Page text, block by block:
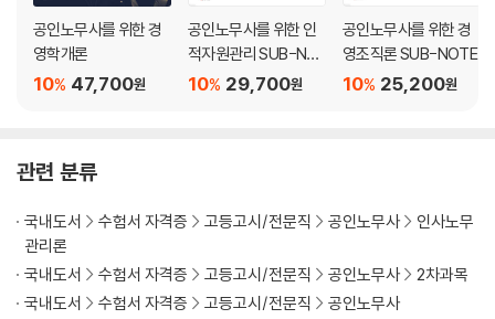
둘째, 기본 내용이 수정·보완되고 새롭게 추가된 내용이 있습니다. 기본적
으로 상당 부분의 내용이 수정·보완되었으며, ‘무노조 기업’, ‘OKR’ 관련 내
용이 새롭게 추가되었습니다. 또한 2025년 기출 경향도 반영하였습니다.
공인노무사 이해선 올림
제3절 전략적 인적자원관리 44
Ⅰ. 전략경영과 인적자원의 중요성 44
Ⅱ. 전략적 인적자원관리의 개념과 특징 45
제4절 전략유형별 인적자원관리 방식 검토 53
Ⅱ. 경쟁전략과 인적자원관리 54
Ⅲ. 기업 목표 달성을 위한 전략과 인적자원관리 56
제5절 인적자원관리부서의 역할변화 59
Ⅰ. 인적자원스태프 역할의 중요성 59
공인노무사를 위한 경
영학개론
47,700원
10%
공인노무사를 위한 인
적자원관리 SUB-NO
TE
29,700원
10%
공인노무사를 위한 경
영조직론 SUB-NOTE
25,200원
10%
관련 분류
국내도서 수험서 자격증 고등고시/전문직 공인노무사
인사노무
관리론
국내도서
수험서 자격증 고등고시/전문직 공인노무사
2차과목
국내도서
수험서 자격증 고등고시/전문직
공인노무사